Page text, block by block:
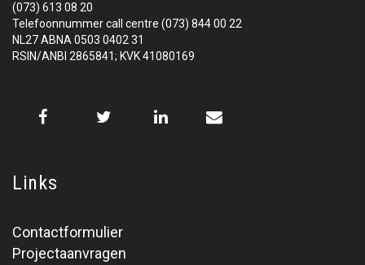
(073) 613 08 20
Telefoonnummer call centre (073) 844 00 22
NL27 ABNA 0503 0402 31
RSIN/ANBI 2865841; KVK 41080169
Links
Contactformulier
Projectaanvragen